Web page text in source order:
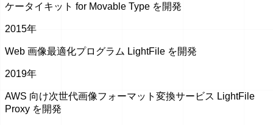
ケータイキット for Movable Type を開発
2015年
Web 画像最適化プログラム LightFile を開発
2019年
AWS 向け次世代画像フォーマット変換サービス LightFile
Proxy を開発